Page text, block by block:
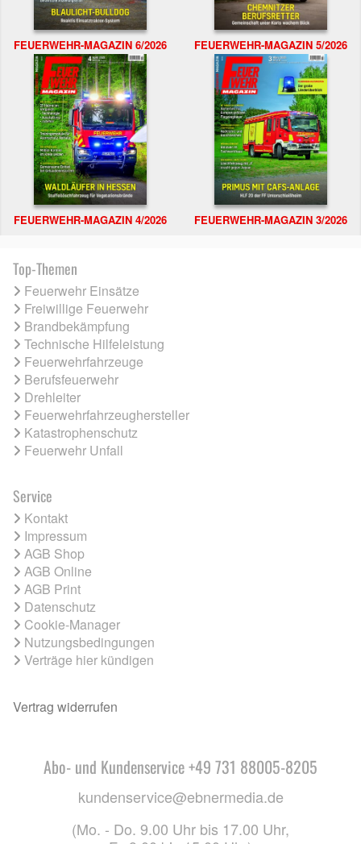
FEUERWEHR-MAGAZIN 6/2026 FEUERWEHR-MAGAZIN 5/2026
FEUERWEHR-MAGAZIN 4/2026 FEUERWEHR-MAGAZIN 3/2026
Top-Themen
Feuerwehr Einsätze
Freiwillige Feuerwehr
Brandbekämpfung
Technische Hilfeleistung
Feuerwehrfahrzeuge
Berufsfeuerwehr
Drehleiter
Feuerwehrfahrzeughersteller
Katastrophenschutz
Feuerwehr Unfall
Service
Kontakt
Impressum
AGB Shop
AGB Online
AGB Print
Datenschutz
Cookie-Manager
Nutzungsbedingungen
Verträge hier kündigen
Vertrag widerrufen
Abo- und Kundenservice +49 731 88005-8205
kundenservice@ebnermedia.de
(Mo. - Do. 9.00 Uhr bis 17.00 Uhr,